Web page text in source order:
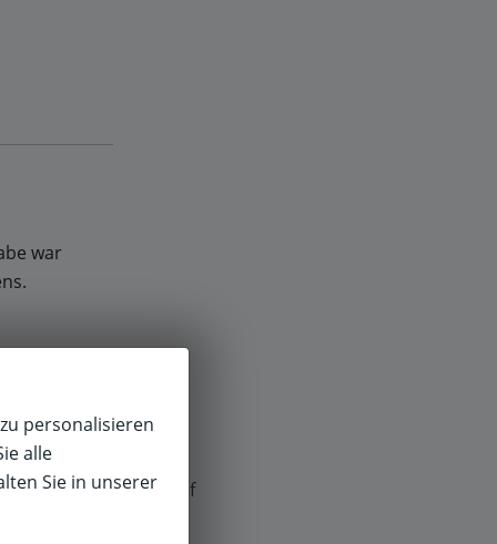
war
da
worden.
personalisieren
alle
Sie in unserer
f